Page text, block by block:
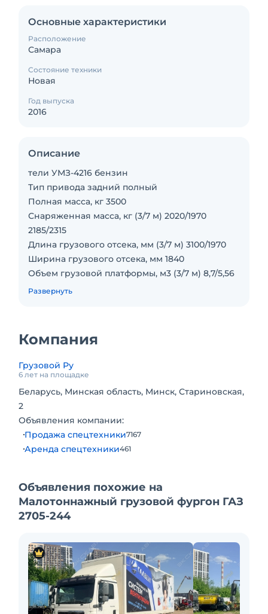
Основные характеристики
Расположение
Самара
Состояние техники
Новая
Год выпуска
2016
Описание
тели УМЗ-4216 бензин
Тип привода задний полный
Полная масса, кг 3500
Снаряженная масса, кг (3/7 м) 2020/1970
2185/2315
Длина грузового отсека, мм (3/7 м) 3100/1970
Ширина грузового отсека, мм 1840
Объем грузовой платформы, м3 (3/7 м) 8,7/5,56
Площадь грузовой платформы, м2 (3/7 м) 5,7/3,6
Максимальный контрольный расход топлива,
л/100км при 80 км/ч 13 15
Постоянный клиренс, мм 170 190
Минимальный радиус поворота, м 5,5 7,5
Развернуть
Компания
Грузовой Ру
6 лет на площадке
Беларусь, Минская область, Минск, Стариновская,
2
Объявления компании:
Продажа спецтехники7167
Аренда спецтехники461
Объявления похожие на
Малотоннажный грузовой фургон ГАЗ
2705-244